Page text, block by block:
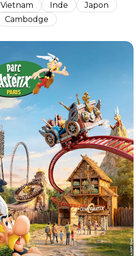
Vietnam Inde
Japon
Cambodge